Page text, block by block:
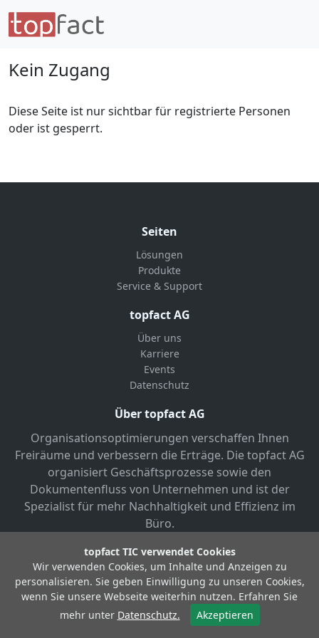
Kein Zugang
Diese Seite ist nur sichtbar für registrierte Personen
oder ist gesperrt.
Seiten
Lösungen
Produkte
Service & Support
topfact AG
Über uns
Karriere
Events
Datenschutz
Über topfact AG
Organisationsoptimierungen verschaffen Ihnen
Freiräume und verbessern die Erträge. Die topfact AG
organisiert Geschäftsprozesse sowie den
Dokumentenfluss von Unternehmen und ist der
Spezialist für mehr Nachhaltigkeit und Effizienz im
Büro.
© Copyright 2026 topfact AG
topfact TIC verwendet Cookies
Wir verwenden Cookies, um Inhalte und Anzeigen zu
personalisieren. Sie geben Einwilligung zu unseren Cookies,
wenn Sie unsere Webseite weiterhin nutzen. Erfahren Sie
mehr unter Datenschutz. Akzeptieren